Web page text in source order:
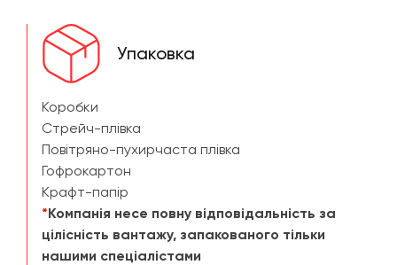
Упаковка
Коробки
Стрейч-плівка
Повітряно-пухирчаста плівка
Гофрокартон
Крафт-папір
*Компанія несе повну відповідальність за
цілісність вантажу, запакованого тільки
нашими спеціалістами